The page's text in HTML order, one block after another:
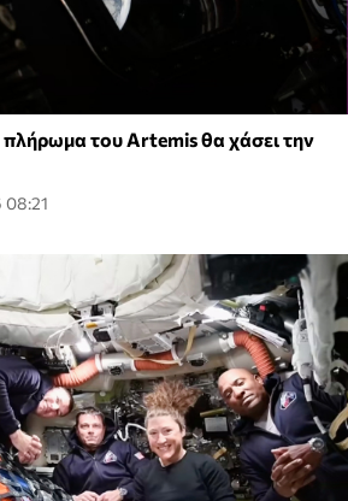
του Artemis θα χάσει την